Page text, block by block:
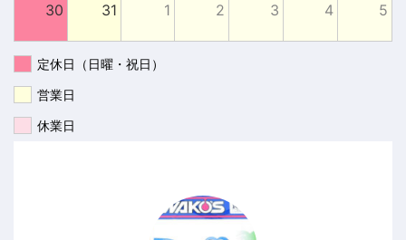
30 31 1 2 3 4 5
定休日（日曜・祝日）
営業日
休業日